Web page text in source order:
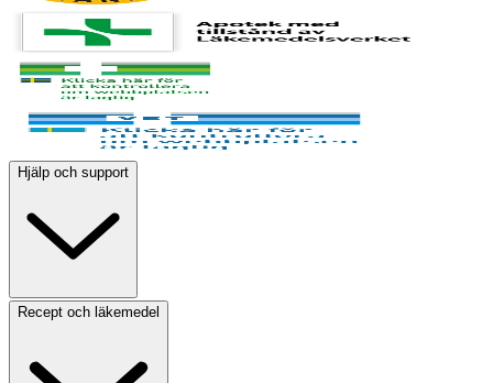
Hjälp och support
Recept och läkemedel